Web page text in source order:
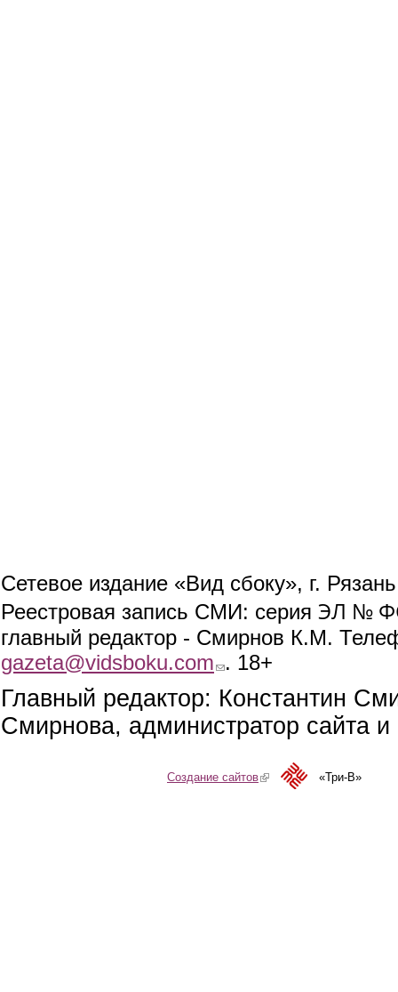
Сетевое издание «Вид сбоку», г.
Реестровая запись СМИ: серия ЭЛ №
главный редактор - Смирнов К.М.
gazeta@vidsboku.com (link sends e-mail)
. 18+
Главный редактор: Константин
Смирнова, администратор сайта
Создание сайтов(link is external)«Три-В»